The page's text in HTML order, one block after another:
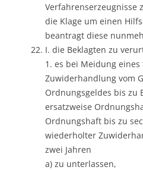
Verfahrenserzeugnisse
die Klage um einen
beantragt diese
I. die Beklagten zu
1. es bei Meidung
Zuwiderhandlung vom
Ordnungsgeldes bis zu
ersatzweise
Ordnungshaft bis zu
wiederholter
zwei Jahren
a) zu unterlassen,